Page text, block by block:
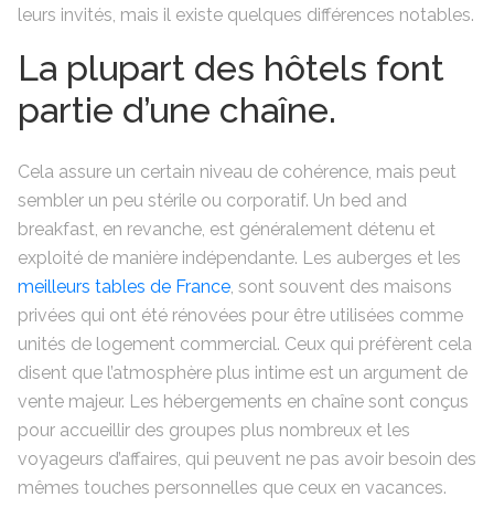
leurs invités, mais il existe quelques différences notables.
La plupart des hôtels font
partie d’une chaîne.
Cela assure un certain niveau de cohérence, mais peut
sembler un peu stérile ou corporatif. Un bed and
breakfast, en revanche, est généralement détenu et
exploité de manière indépendante. Les auberges et les
meilleurs tables de France, sont souvent des maisons
privées qui ont été rénovées pour être utilisées comme
unités de logement commercial. Ceux qui préfèrent cela
disent que l’atmosphère plus intime est un argument de
vente majeur. Les hébergements en chaîne sont conçus
pour accueillir des groupes plus nombreux et les
voyageurs d’affaires, qui peuvent ne pas avoir besoin des
mêmes touches personnelles que ceux en vacances.